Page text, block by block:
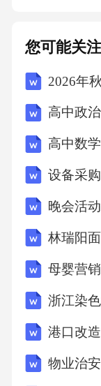
天，必须要
多维分析，
的扬弃，真
新样态及其
解，正确的
动选择的全
人占有。B．
劳动”在形式
受资本逻辑
通过点赞、
现个人价值
评价，不正
您可能关注
设备采
晚会活
林瑞阳
母婴营
浙江染
港口改
物业治